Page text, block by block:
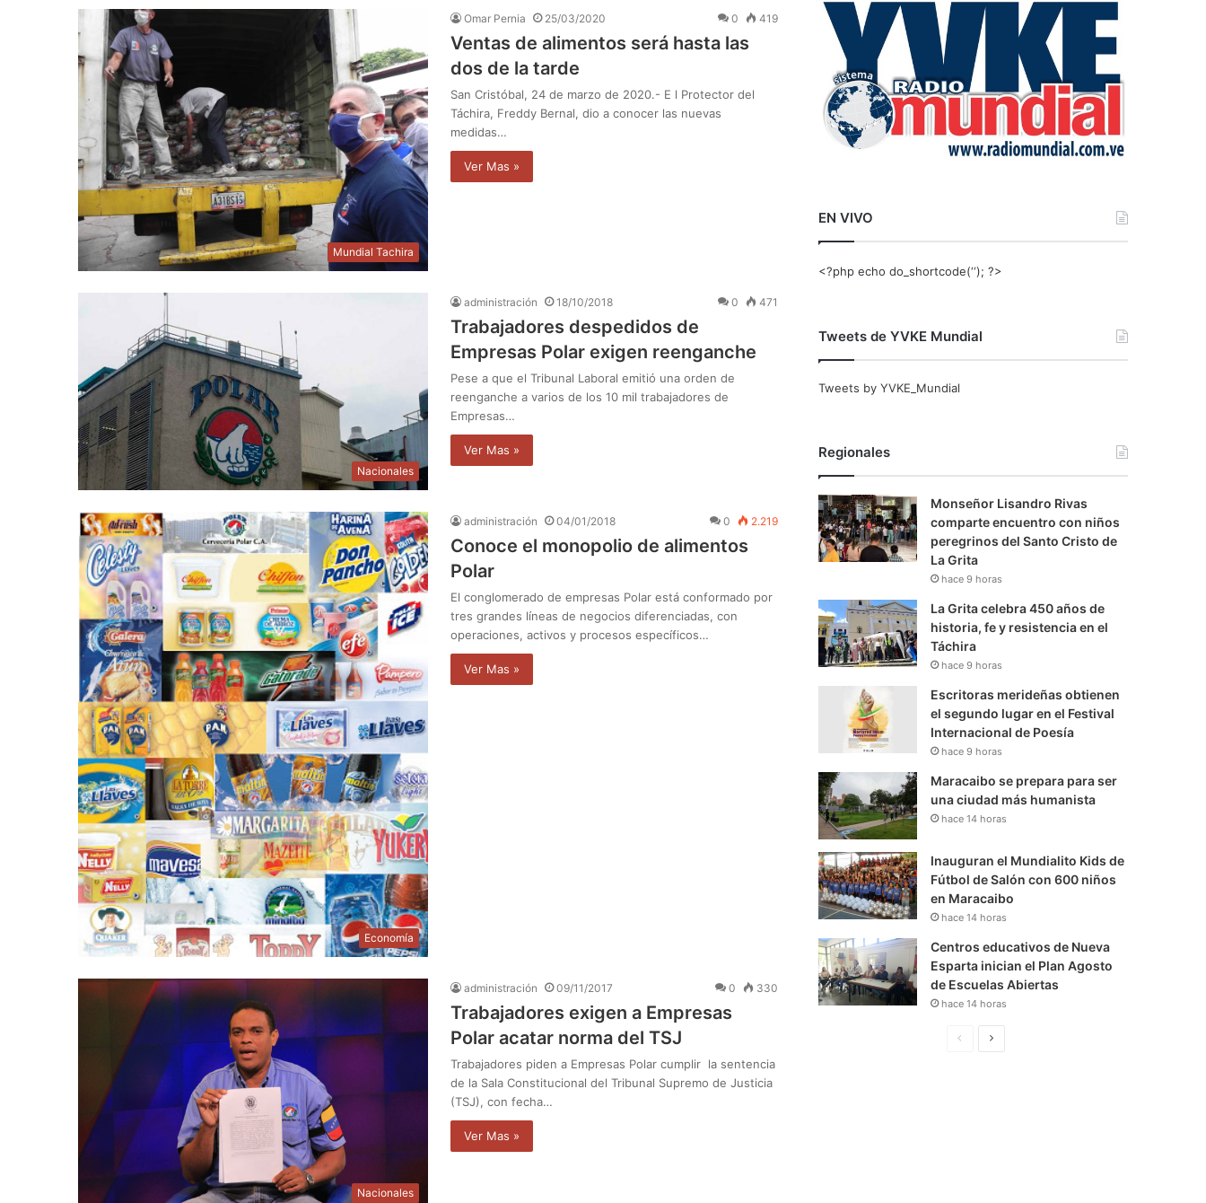
Mundial Tachira
Omar Pernia 25/03/2020 0 419
Ventas de alimentos será hasta las
dos de la tarde
San Cristóbal, 24 de marzo de 2020.- E l Protector del
Táchira, Freddy Bernal, dio a conocer las nuevas
medidas…
Ver Mas »
Nacionales
administración 18/10/2018 0 471
Trabajadores despedidos de
Empresas Polar exigen reenganche
Pese a que el Tribunal Laboral emitió una orden de
reenganche a varios de los 10 mil trabajadores de
Empresas…
Ver Mas »
Economía
administración 04/01/2018 0 2.219
Conoce el monopolio de alimentos
Polar
El conglomerado de empresas Polar está conformado por
tres grandes líneas de negocios diferenciadas, con
operaciones, activos y procesos específicos…
Ver Mas »
Nacionales
administración 09/11/2017 0 330
Trabajadores exigen a Empresas
Polar acatar norma del TSJ
Trabajadores piden a Empresas Polar cumplir la sentencia
de la Sala Constitucional del Tribunal Supremo de Justicia
(TSJ), con fecha…
Ver Mas »
r
EN VIVO
<?php echo do_shortcode(‘‘); ?>
Tweets de YVKE Mundial
Tweets by YVKE_Mundial
Regionales
Monseñor Lisandro Rivas
comparte encuentro con niños
peregrinos del Santo Cristo de
La Grita
hace 9 horas
La Grita celebra 450 años de
historia, fe y resistencia en el
Táchira
hace 9 horas
Escritoras merideñas obtienen
el segundo lugar en el Festival
Internacional de Poesía
hace 9 horas
Maracaibo se prepara para ser
una ciudad más humanista
hace 14 horas
Inauguran el Mundialito Kids de
Fútbol de Salón con 600 niños
en Maracaibo
hace 14 horas
Centros educativos de Nueva
Esparta inician el Plan Agosto
de Escuelas Abiertas
hace 14 horas
S